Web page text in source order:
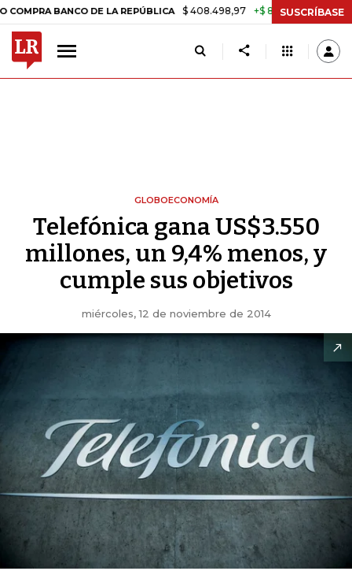
DE LA REPÚBLICA $ 408.498,97 +$ 8.753,81 +2,19% TASA
SUSCRÍBASE
GLOBOECONOMÍA
Telefónica gana US$3.550
millones, un 9,4% menos, y
cumple sus objetivos
miércoles, 12 de noviembre de 2014